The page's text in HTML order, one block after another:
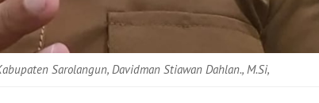
Sarolangun, Davidman Stiawan Dahlan., M.Si,